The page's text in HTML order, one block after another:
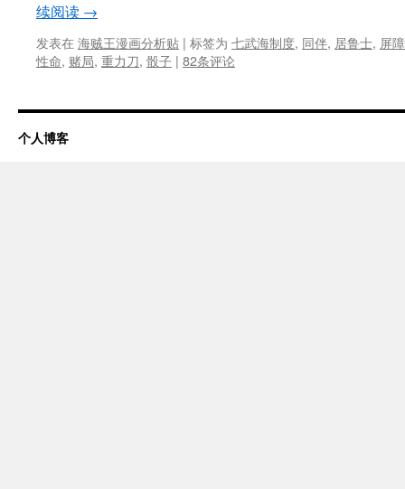
续阅读 →
发表在 海贼王漫画分析贴 | 标签为 七武海制度, 同伴, 居鲁士, 屏障
性命, 赌局, 重力刀, 骰子 | 82条评论
个人博客